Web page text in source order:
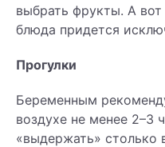
выбрать фрукты. А
блюда придется
Прогулки
Беременным
воздухе не менее 2–3
«выдержать» столько